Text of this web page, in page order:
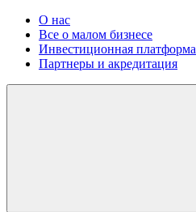
О нас
Все о малом бизнесе
Инвестиционная платформа
Партнеры и акредитация